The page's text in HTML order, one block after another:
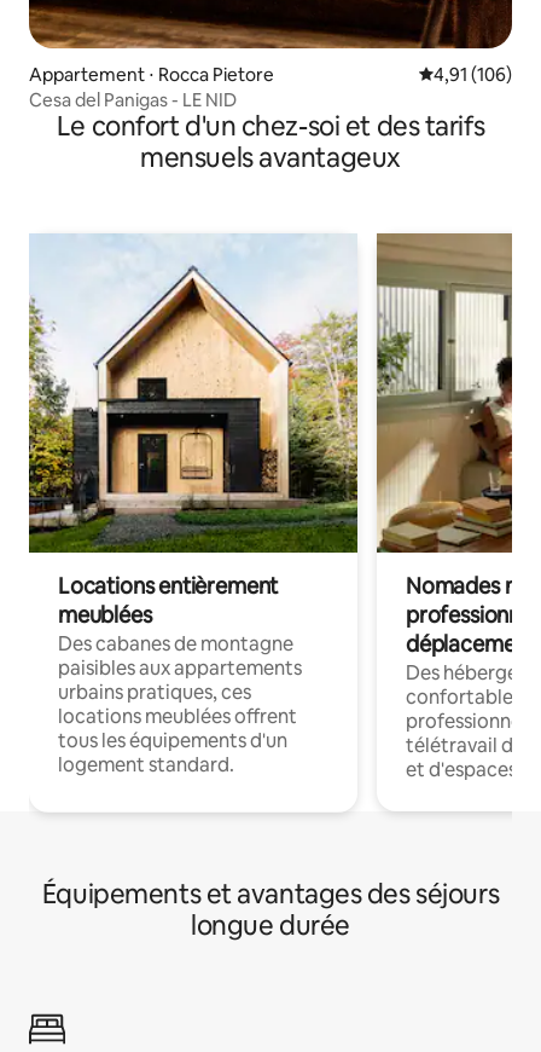
Appartement ⋅ Rocca Pietore Évaluation
4,91 (106)
Cesa del Panigas - LE NID
Le confort d'un chez-soi et des tarifs
mensuels avantageux
Locations entièrement
meublées
Des cabanes de montagne
paisibles aux appartements
urbains pratiques, ces
locations meublées offrent
tous les équipements d'un
logement standard.
Nomades
déplacement
Des
confortables
professionnels
télétravail
et d'espaces
Équipements et avantages des séjours
longue durée